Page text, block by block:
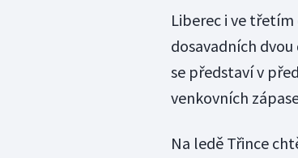
Liberec i ve
dosavadních
se představí v
venkovních
Na ledě Třince